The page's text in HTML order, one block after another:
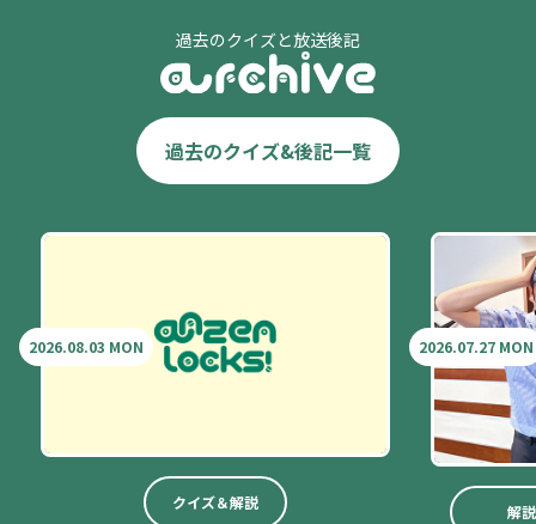
過去のクイズと放送後記
過去のクイズ&後記一覧
2026.08.03 MON
クイズ＆解説
2026.07.27 MON
解説